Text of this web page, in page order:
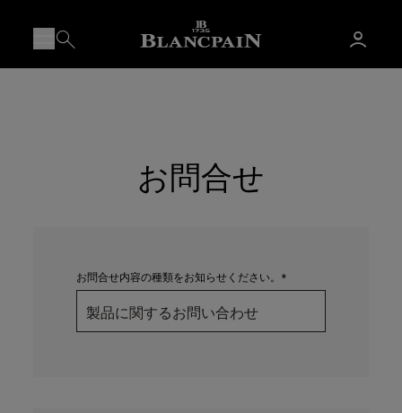
お問合せ
お問合せ内容の種類をお知らせください。